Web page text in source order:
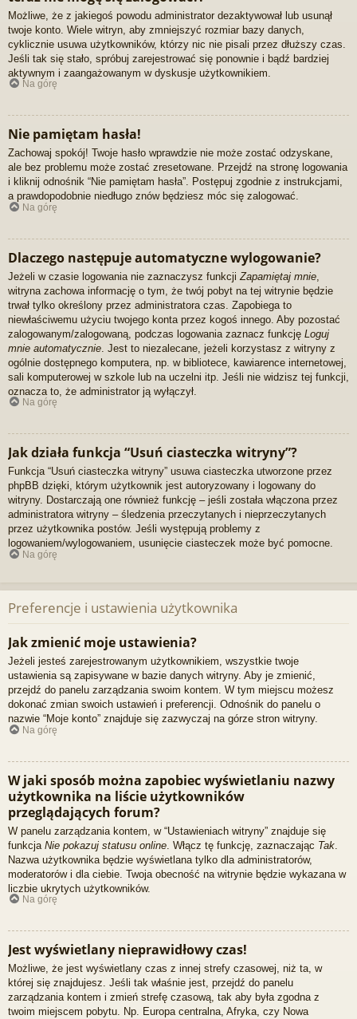
Możliwe, że z jakiegoś powodu administrator dezaktywował lub usunął
twoje konto. Wiele witryn, aby zmniejszyć rozmiar bazy danych,
cyklicznie usuwa użytkowników, którzy nic nie pisali przez dłuższy czas.
Jeśli tak się stało, spróbuj zarejestrować się ponownie i bądź bardziej
aktywnym i zaangażowanym w dyskusje użytkownikiem.
Na górę
Nie pamiętam hasła!
Zachowaj spokój! Twoje hasło wprawdzie nie może zostać odzyskane,
ale bez problemu może zostać zresetowane. Przejdź na stronę logowania
i kliknij odnośnik “Nie pamiętam hasła”. Postępuj zgodnie z instrukcjami,
a prawdopodobnie niedługo znów będziesz móc się zalogować.
Na górę
Dlaczego następuje automatyczne wylogowanie?
Jeżeli w czasie logowania nie zaznaczysz funkcji Zapamiętaj mnie
witryna zachowa informację o tym, że twój pobyt na tej witrynie będzie
trwał tylko określony przez administratora czas. Zapobiega to
niewłaściwemu użyciu twojego konta przez kogoś innego. Aby pozostać
zalogowanym/zalogowaną, podczas logowania zaznacz funkcję Loguj
mnie automatycznie . Jest to niezalecane, jeżeli korzystasz z witryny z
ogólnie dostępnego komputera, np. w bibliotece, kawiarence internetowej,
sali komputerowej w szkole lub na uczelni itp. Jeśli nie widzisz tej funkcji,
oznacza to, że administrator ją wyłączył.
Na górę
Jak działa funkcja “Usuń ciasteczka witryny”?
Funkcja “Usuń ciasteczka witryny” usuwa ciasteczka utworzone przez
phpBB dzięki, którym użytkownik jest autoryzowany i logowany do
witryny. Dostarczają one również funkcję – jeśli została włączona przez
administratora witryny – śledzenia przeczytanych i nieprzeczytanych
przez użytkownika postów. Jeśli występują problemy z
logowaniem/wylogowaniem, usunięcie ciasteczek może być pomocne.
Na górę
Preferencje i ustawienia użytkownika
Jak zmienić moje ustawienia?
Jeżeli jesteś zarejestrowanym użytkownikiem, wszystkie twoje
ustawienia są zapisywane w bazie danych witryny. Aby je zmienić,
przejdź do panelu zarządzania swoim kontem. W tym miejscu możesz
dokonać zmian swoich ustawień i preferencji. Odnośnik do panelu o
nazwie “Moje konto” znajduje się zazwyczaj na górze stron witryny.
Na górę
W jaki sposób można zapobiec wyświetlaniu nazwy
użytkownika na liście użytkowników
przeglądających forum?
W panelu zarządzania kontem, w “Ustawieniach witryny” znajduje się
funkcja Nie pokazuj statusu online . Włącz tę funkcję, zaznaczając Tak
Nazwa użytkownika będzie wyświetlana tylko dla administratorów,
moderatorów i dla ciebie. Twoja obecność na witrynie będzie wykazana w
liczbie ukrytych użytkowników.
Na górę
Jest wyświetlany nieprawidłowy czas!
Możliwe, że jest wyświetlany czas z innej strefy czasowej, niż ta, w
której się znajdujesz. Jeśli tak właśnie jest, przejdź do panelu
zarządzania kontem i zmień strefę czasową, tak aby była zgodna z
twoim miejscem pobytu. Np. Europa centralna, Afryka, czy Nowa